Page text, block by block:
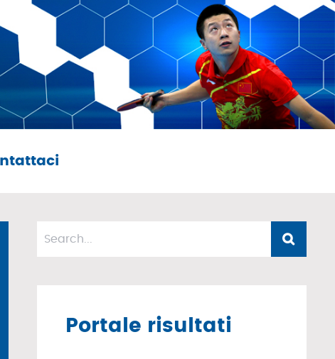
Portale risultati